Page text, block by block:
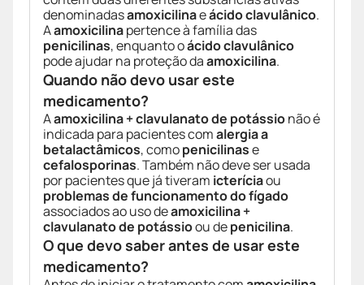
denominadasamoxicilinaeácido clavulânico.
Aamoxicilinapertence à família das
penicilinas, enquanto oácido clavulânico
pode ajudar na proteção daamoxicilina.
Quando não devo usar este
medicamento?
Aamoxicilina + clavulanato de potássionão é
indicada para pacientes comalergia a
betalactâmicos, comopenicilinase
cefalosporinas. Também não deve ser usada
por pacientes que já tiveram icteríciaou
problemas de funcionamento do fígado
associados ao uso deamoxicilina +
clavulanato de potássioou depenicilina.
O que devo saber antes de usar este
medicamento?